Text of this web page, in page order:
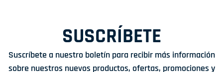
SUSCRÍBETE
Suscríbete a nuestro boletín para recibir más información
sobre nuestros nuevos productos, ofertas, promociones y